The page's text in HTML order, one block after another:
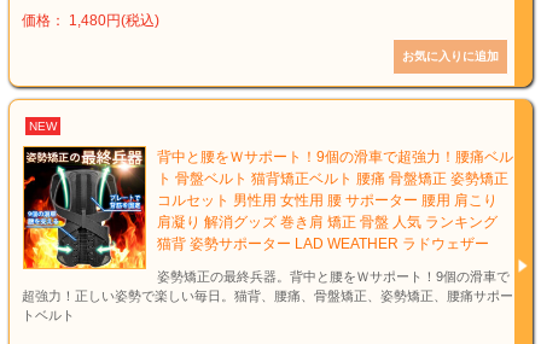
価格： 1,480円(税込)
NEW
背中と腰をＷサポート！9個の滑車で超強力！腰痛ベル
ト 骨盤ベルト 猫背矯正ベルト 腰痛 骨盤矯正 姿勢矯正
コルセット 男性用 女性用 腰 サポーター 腰用 肩こり
肩凝り 解消グッズ 巻き肩 矯正 骨盤 人気 ランキング
猫背 姿勢サポーター LAD WEATHER ラドウェザー
姿勢矯正の最終兵器。背中と腰をＷサポート！9個の滑車で
超強力！正しい姿勢で楽しい毎日。猫背、腰痛、骨盤矯正、姿勢矯正、腰痛サポー
トベルト